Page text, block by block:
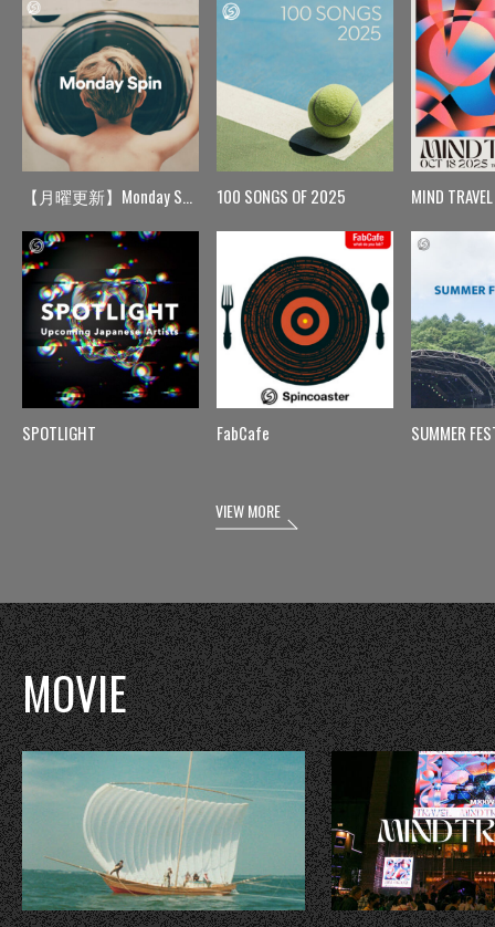
【月曜更新】Monday Spin
SPOTLIGHT
100 SONGS OF 2025
FabCafe
MIND TRAVEL
SUMMER
VIEW MORE
MOVIE